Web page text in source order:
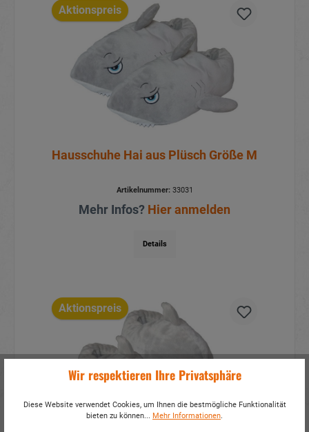
Aktionspreis
Hausschuhe Hai aus Plüsch Größe M
Artikelnummer:33031
Mehr Infos? Hier anmelden
Details
Aktionspreis
Wir respektieren Ihre Privatsphäre
Diese Website verwendet Cookies, um Ihnen die bestmögliche Funktionalität
bieten zu können... Mehr Informationen.